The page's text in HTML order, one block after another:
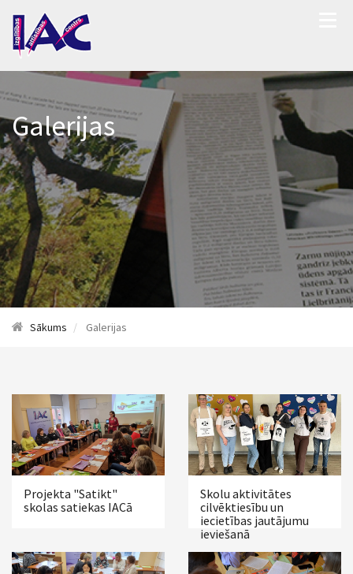
Galerijas
Sākums Galerijas
Projekta "Satikt"
skolas satiekas IACā
Skolu aktivitātes
cilvēktiesību un
iecietības jautājumu
ieviešanā